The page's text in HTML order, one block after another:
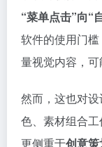
“菜单点击”向“
软件的使用门
量视觉内容，可
然而，这也对
色、素材组合
更侧重于创意